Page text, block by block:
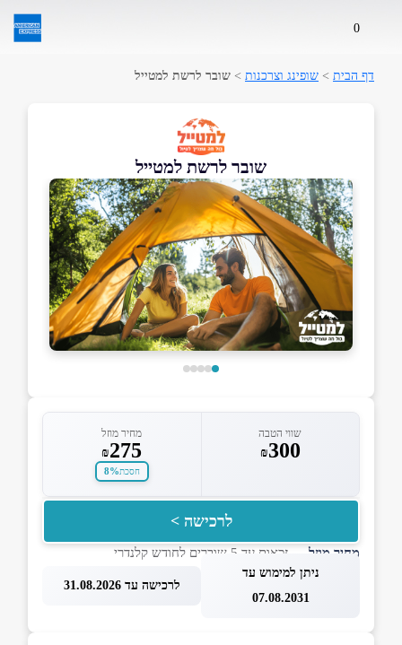
0
דף הבית > שופינג וצרכנות > שובר לרשת למטייל
שובר לרשת למטייל
שווי הטבה
₪300
מחיר מוזל
₪275
חסכת8%
לרכישה >
מחיר מוזל— זכאות עד 5 שוברים לחודש קלנדרי
ניתן למימוש עד
07.08.2031
לרכישה עד 31.08.2026